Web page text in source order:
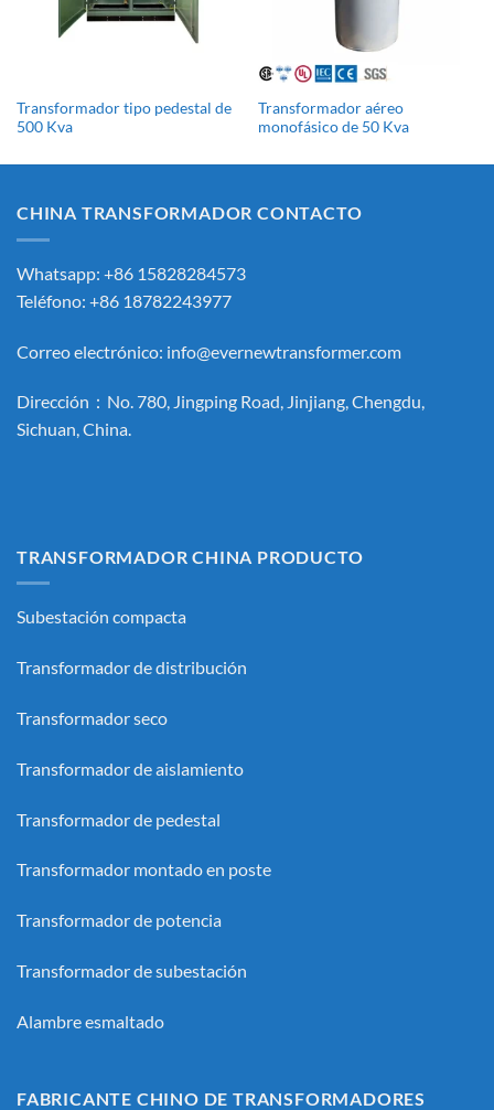
Transformador tipo pedestal de
500 Kva
Transformador aéreo
monofásico de 50 Kva
CHINA TRANSFORMADOR CONTACTO
Whatsapp: +86 15828284573
Teléfono: +86 18782243977
Correo electrónico: info@evernewtransformer.com
Dirección：No. 780, Jingping Road, Jinjiang, Chengdu,
Sichuan, China.
TRANSFORMADOR CHINA PRODUCTO
Subestación compacta
Transformador de distribución
Transformador seco
Transformador de aislamiento
Transformador de pedestal
Transformador montado en poste
Transformador de potencia
Transformador de subestación
Alambre esmaltado
FABRICANTE CHINO DE TRANSFORMADORES